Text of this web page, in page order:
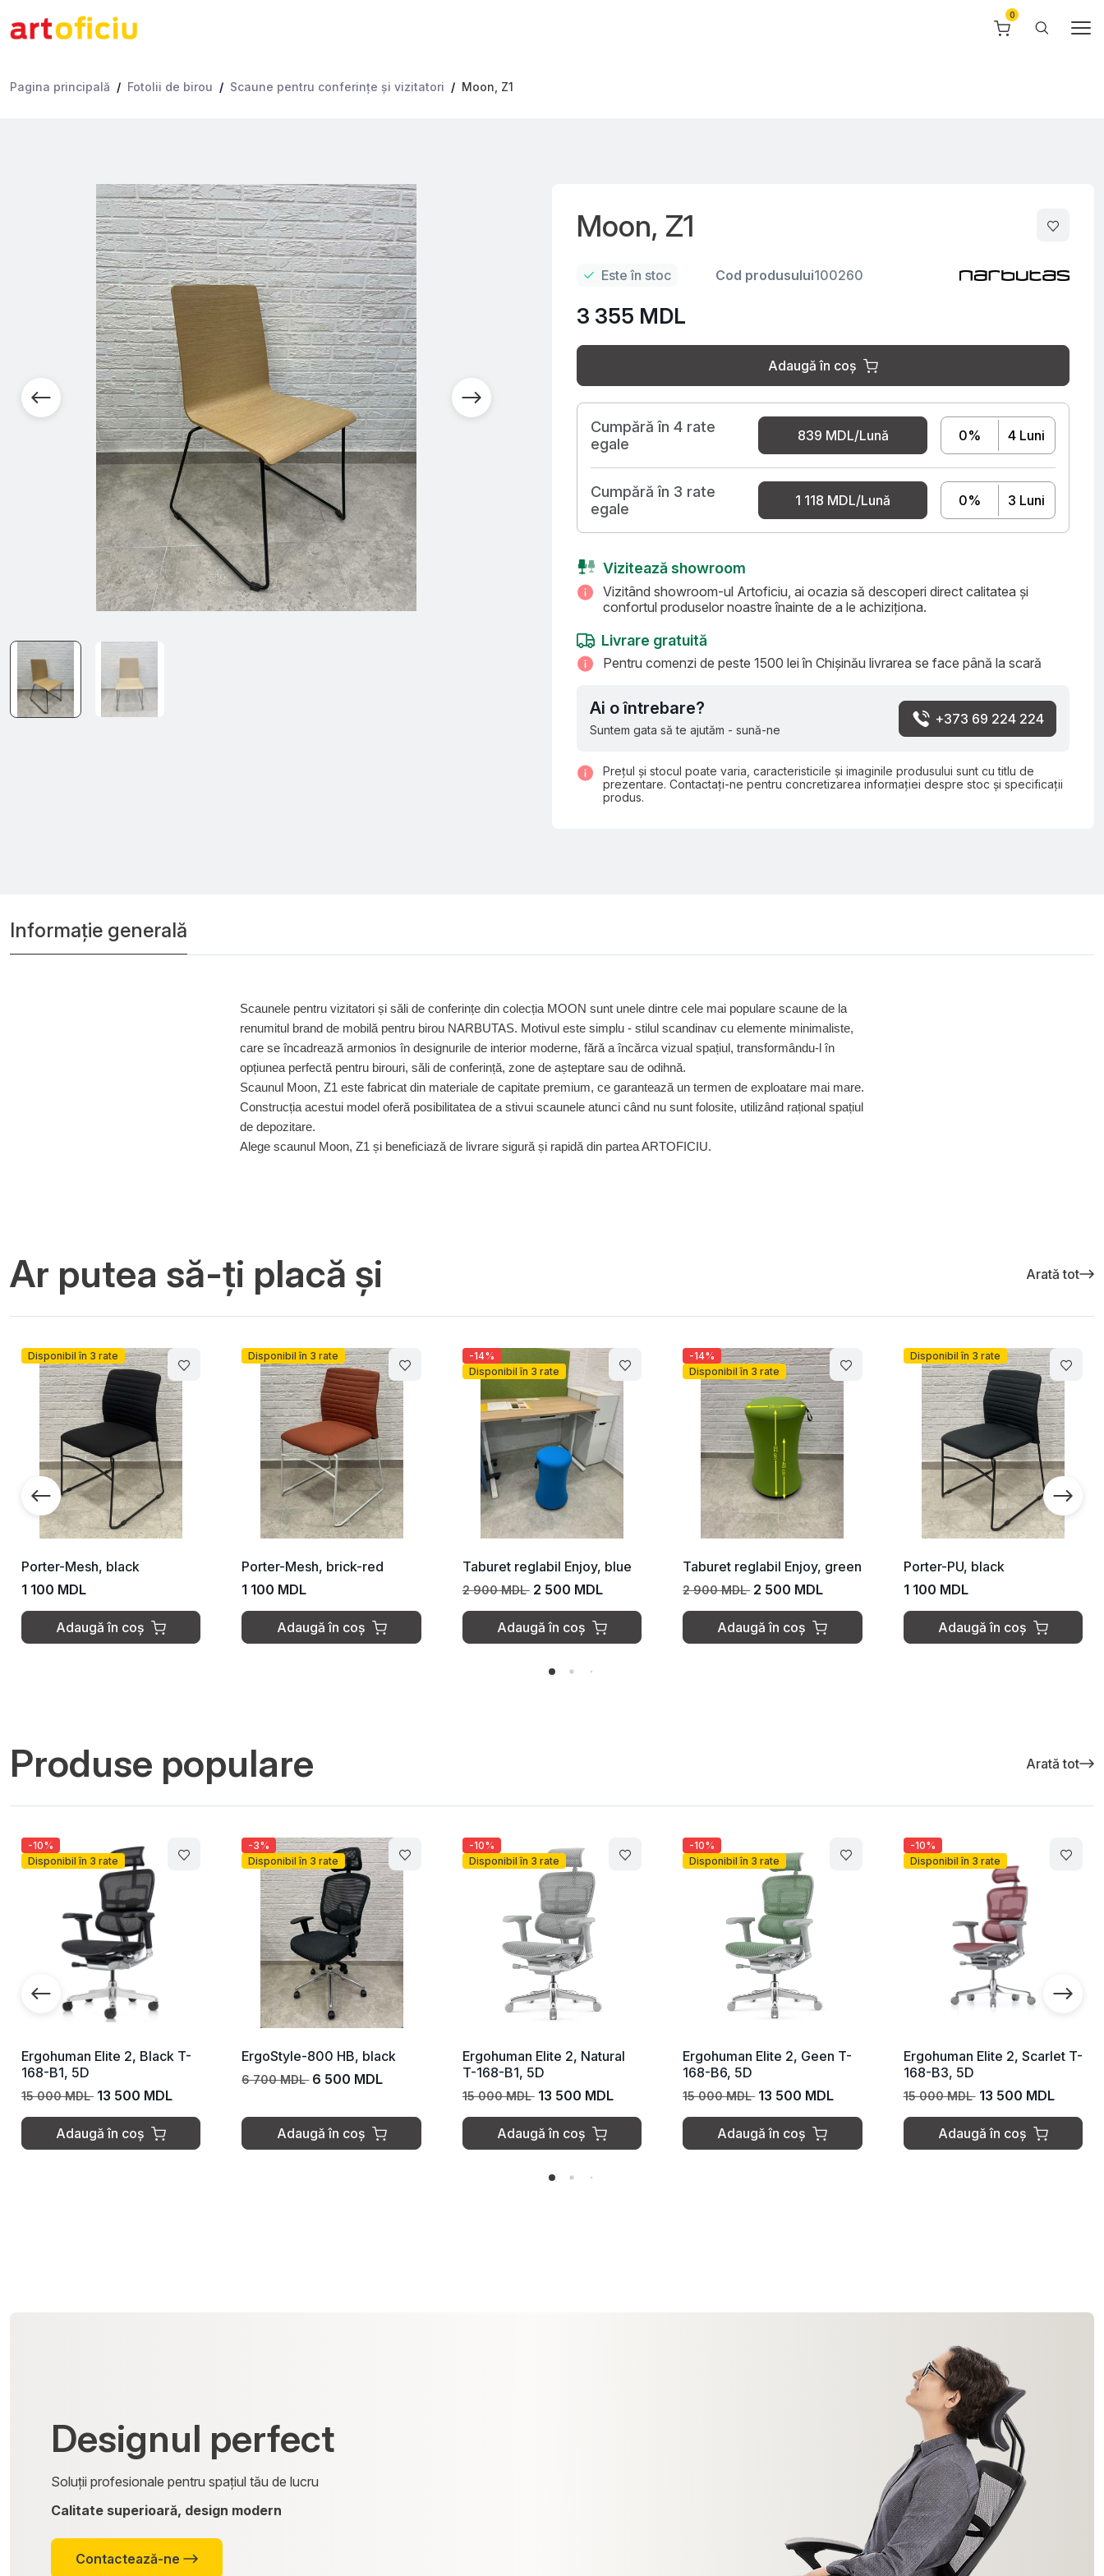
Pagina principală Fotolii de birou Scaune pentru conferinţe şi vizitatori Moon, Z1
Moon, Z1
Este în stoc Cod produsului100260
3 355 MDL
Adaugă în coș
Cumpără în 4 rate
egale
839 MDL/Lună 0% 4 Luni
Cumpără în 3 rate
egale
1 118 MDL/Lună 0% 3 Luni
Vizitează showroom
Vizitând showroom-ul Artoficiu, ai ocazia să descoperi direct calitatea și
confortul produselor noastre înainte de a le achiziționa.
Livrare gratuită
Pentru comenzi de peste 1500 lei în Chișinău livrarea se face până la scară
Ai o întrebare?
Suntem gata să te ajutăm - sună-ne
+373 69 224 224
Prețul și stocul poate varia, caracteristicile și imaginile produsului sunt cu titlu de
prezentare. Contactați-ne pentru concretizarea informației despre stoc și specificații
produs.
Informație generală
Scaunele pentru vizitatori și săli de conferințe din colecția MOON sunt unele dintre cele mai populare scaune de la
renumitul brand de mobilă pentru birou NARBUTAS. Motivul este simplu - stilul scandinav cu elemente minimaliste,
care se încadrează armonios în designurile de interior moderne, fără a încărca vizual spațiul, transformându-l în
opțiunea perfectă pentru birouri, săli de conferință, zone de așteptare sau de odihnă.
Scaunul Moon, Z1 este fabricat din materiale de capitate premium, ce garantează un termen de exploatare mai mare.
Construcția acestui model oferă posibilitatea de a stivui scaunele atunci când nu sunt folosite, utilizând rațional spațiul
de depozitare.
Alege scaunul Moon, Z1 și beneficiază de livrare sigură și rapidă din partea ARTOFICIU.
Ar putea să-ți placă și Arată tot
Disponibil în 3 rate
Porter-Mesh, black
1 100 MDL
Adaugă în coș
Disponibil în 3 rate
Porter-Mesh, brick-red
1 100 MDL
Adaugă în coș
-14%
Disponibil în 3 rate
Taburet reglabil Enjoy, blue
2 900 MDL 2 500 MDL
Adaugă în coș
-14%
Disponibil în 3 rate
Taburet reglabil Enjoy, green
2 900 MDL 2 500 MDL
Adaugă în coș
Disponibil în 3 rate
Porter-PU, black
1 100 MDL
Adaugă în coș
Produse populare Arată tot
-10%
Disponibil în 3 rate
Ergohuman Elite 2, Black T-
168-B1, 5D
15 000 MDL 13 500 MDL
Adaugă în coș
-3%
Disponibil în 3 rate
ErgoStyle-800 HB, black
6 700 MDL 6 500 MDL
Adaugă în coș
-10%
Disponibil în 3 rate
Ergohuman Elite 2, Natural
T-168-B1, 5D
15 000 MDL 13 500 MDL
Adaugă în coș
-10%
Disponibil în 3 rate
Ergohuman Elite 2, Geen T-
168-B6, 5D
15 000 MDL 13 500 MDL
Adaugă în coș
-10%
Disponibil în 3 rate
Ergohuman Elite 2, Scarlet T-
168-B3, 5D
15 000 MDL 13 500 MDL
Adaugă în coș
Designul perfect
Soluții profesionale pentru spațiul tău de lucru
Calitate superioară, design modern
Contactează-ne